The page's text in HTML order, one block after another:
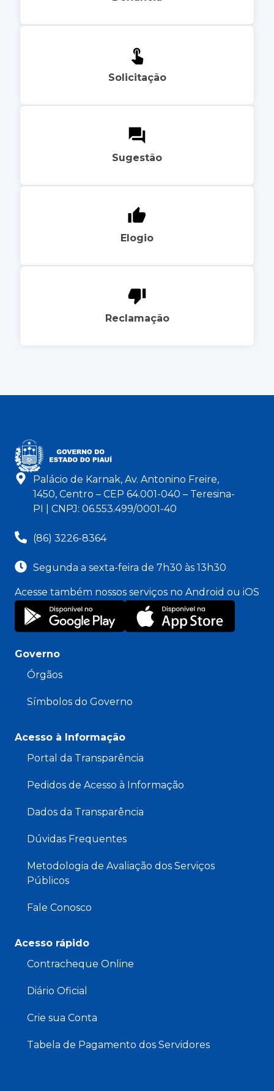
Solicitação
Sugestão
Elogio
Reclamação
Palácio de Karnak, Av. Antonino Freire,
1450, Centro – CEP 64.001-040 – Teresina-
PI | CNPJ: 06.553.499/0001-40
(86) 3226-8364
Segunda a sexta-feira de 7h30 às 13h30
Acesse também nossos serviços no Android ou iOS
Governo
Órgãos
Símbolos do Governo
Acesso à Informação
Portal da Transparência
Pedidos de Acesso à Informação
Dados da Transparência
Dúvidas Frequentes
Metodologia de Avaliação dos Serviços
Públicos
Fale Conosco
Acesso rápido
Contracheque Online
Diário Oficial
Crie sua Conta
Tabela de Pagamento dos Servidores